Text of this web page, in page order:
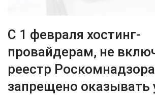
С 1 февраля хостинг-
провайдерам, не
реестр
запрещено оказывать